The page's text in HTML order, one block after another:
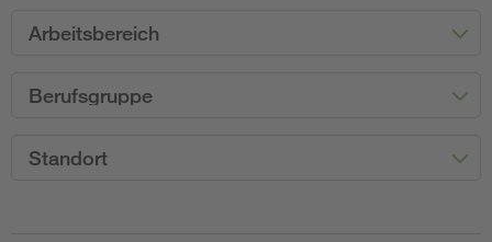
Arbeitsbereich
Berufsgruppe
Standort